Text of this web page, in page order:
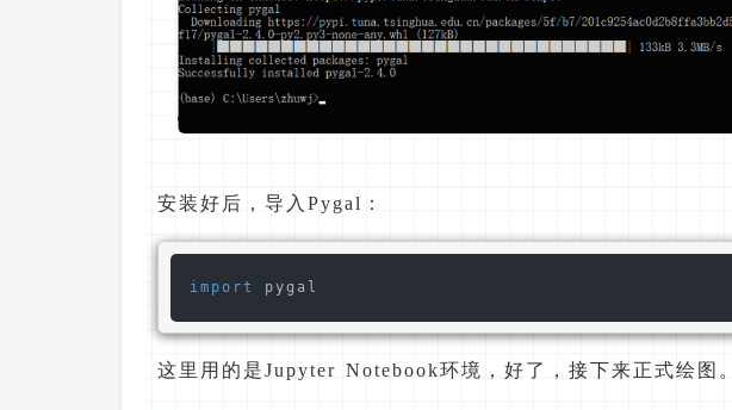
安装好后，导入Pygal：
import
这里用的是Jupyter Notebook环境，好了，接下来正式绘图。